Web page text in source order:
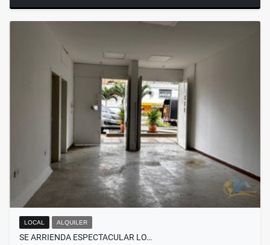
LOCAL ALQUILER
SE ARRIENDA ESPECTACULAR LO…